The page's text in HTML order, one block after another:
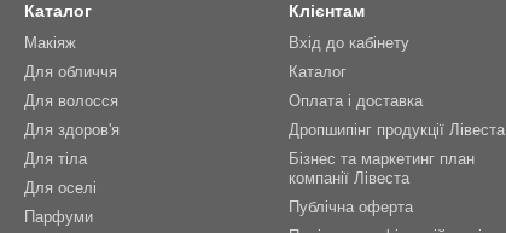
Каталог
Макіяж
Для обличчя
Для волосся
Для здоров'я
Для тіла
Для оселі
Парфуми
Клієнтам
Вхід до кабінету
Каталог
Оплата і доставка
Дропшипінг продукції Лівеста
Бізнес та маркетинг план
компанії Лівеста
Публічна оферта